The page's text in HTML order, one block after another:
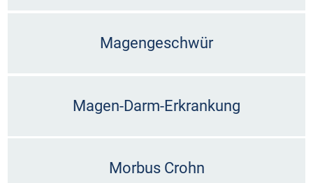
Magengeschwür
Magen-Darm-Erkrankung
Morbus Crohn